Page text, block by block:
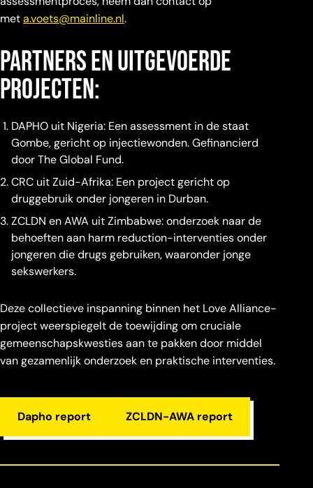
meta.voets@mainline.nl.
Partners en uitgevoerde
projecten:
DAPHO uit Nigeria: Een assessment in de staat
Gombe, gericht op injectiewonden. Gefinancierd
door The Global Fund.
CRC uit Zuid-Afrika: Een project gericht op
druggebruik onder jongeren in Durban.
ZCLDN en AWA uit Zimbabwe: onderzoek naar de
behoeften aan harm reduction-interventies onder
jongeren die drugs gebruiken, waaronder jonge
sekswerkers.
Deze collectieve inspanning binnen het Love Alliance-
project weerspiegelt de toewijding om cruciale
gemeenschapskwesties aan te pakken door middel
van gezamenlijk onderzoek en praktische interventies.
Dapho report ZCLDN-AWA report